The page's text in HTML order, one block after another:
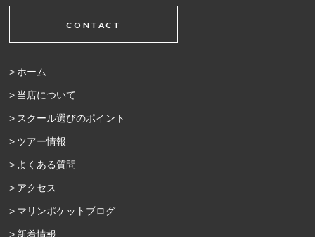
CONTACT
ホーム
当店について
スクール選びのポイント
ツアー情報
よくある質問
アクセス
マリンポケットブログ
新着情報